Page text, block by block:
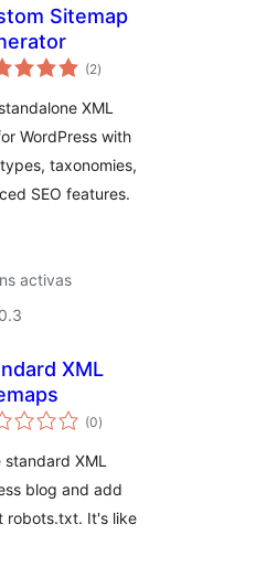
Sitemap
(2valoracións
totais
)
XML
WordPress with
taxonomies,
SEO features.
activas
XML
(0valoracións
totais
)
XML
blog and add
robots.txt. It's like